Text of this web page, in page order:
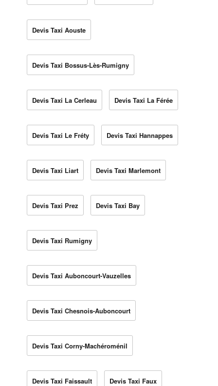
Devis Taxi Aouste
Devis Taxi Bossus-Lès-Rumigny
Devis Taxi La Cerleau Devis Taxi La Férée
Devis Taxi Le Fréty Devis Taxi Hannappes
Devis Taxi Liart Devis Taxi Marlemont
Devis Taxi Prez Devis Taxi Bay
Devis Taxi Rumigny
Devis Taxi Auboncourt-Vauzelles
Devis Taxi Chesnois-Auboncourt
Devis Taxi Corny-Machéroménil
Devis Taxi Faissault Devis Taxi Faux